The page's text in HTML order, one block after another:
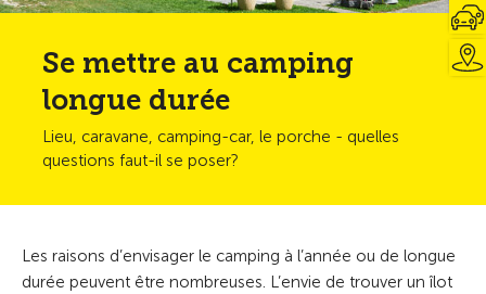
Se mettre au camping
longue durée
Lieu, caravane, camping-car, le porche - quelles
questions faut-il se poser?
Les raisons d’envisager le camping à l’année ou de longue
durée peuvent être nombreuses. L’envie de trouver un îlot